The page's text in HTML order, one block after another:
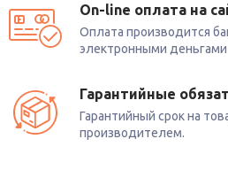
On-line оплата на
Оплата производится
электронными деньгами
Гарантийные
Гарантийный срок на
производителем.